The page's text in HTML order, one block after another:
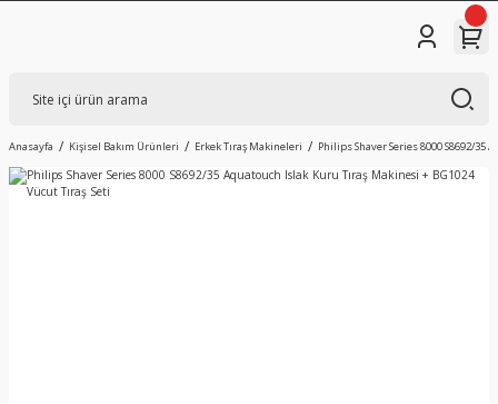
Anasayfa Kişisel Bakım Ürünleri Erkek Tıraş Makineleri Philips Shaver Series 8000 S8692/35